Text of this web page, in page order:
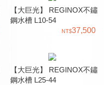
【大巨光】 REGINOX不鏽
鋼水槽 L10-54
37,500
【大巨光】 REGINOX不鏽
鋼水槽 L25-44